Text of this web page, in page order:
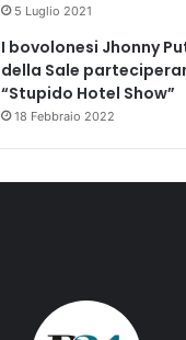
5 Luglio 2021
I bovolonesi Jhonny
della Sale
“Stupido Hotel Show”
18 Febbraio 2022